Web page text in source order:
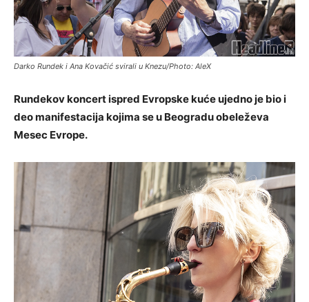
Darko Rundek i Ana Kovačić svirali u Knezu/Photo: AleX
Rundekov koncert ispred Evropske kuće ujedno je bio i
deo manifestacija kojima se u Beogradu obeleževa
Mesec Evrope.